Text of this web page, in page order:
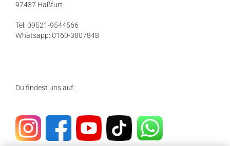
97437 Haßfurt
Tel: 09521-9544566
Whatsapp: 0160-3807848
Du findest uns auf: